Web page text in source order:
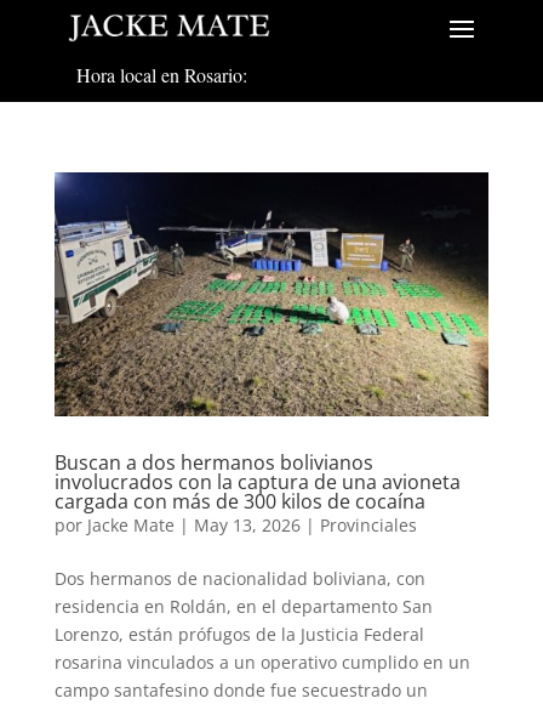
Hora local en Rosario:
Buscan a dos hermanos bolivianos
involucrados con la captura de una avioneta
cargada con más de 300 kilos de cocaína
por Jacke Mate | May 13, 2026| Provinciales
Dos hermanos de nacionalidad boliviana, con
residencia en Roldán, en el departamento San
Lorenzo, están prófugos de la Justicia Federal
rosarina vinculados a un operativo cumplido en un
campo santafesino donde fue secuestrado un